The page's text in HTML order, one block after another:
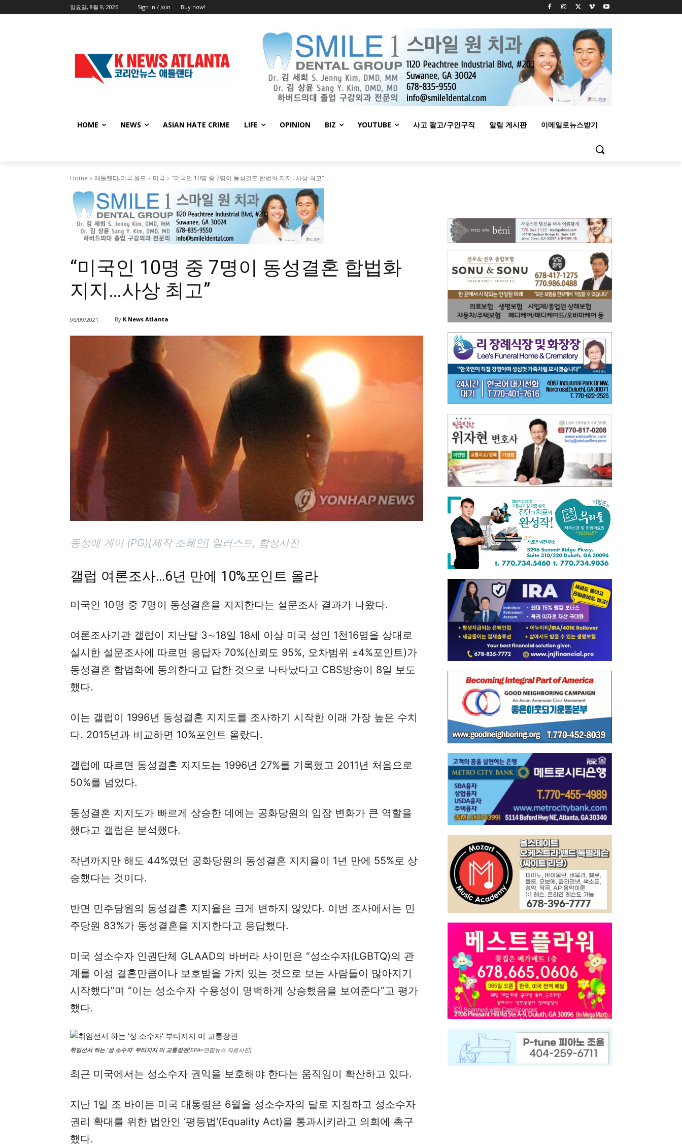
일요일, 8월 9, 2026 Sign in / Join Buy now!
HOME NEWS ASIAN HATE CRIME LIFE OPINION BIZ YOUTUBE 사고 팔고/구인구직 알림 게시판 이메일로뉴스받기
Home 애틀랜타.미국.월드 미국 "미국인 10명 중 7명이 동성결혼 합법화 지지…사상 최고"
“미국인 10명 중 7명이 동성결혼 합법화
지지…사상 최고”
06/09/2021 By K News Atlanta
동성애 게이 (PG)[제작 조혜인] 일러스트, 합성사진
갤럽 여론조사…6년 만에 10%포인트 올라
미국인 10명 중 7명이 동성결혼을 지지한다는 설문조사 결과가 나왔다.
여론조사기관 갤럽이 지난달 3∼18일 18세 이상 미국 성인 1천16명을 상대로
실시한 설문조사에 따르면 응답자 70%(신뢰도 95%, 오차범위 ±4%포인트)가
동성결혼 합법화에 동의한다고 답한 것으로 나타났다고 CBS방송이 8일 보도
했다.
이는 갤럽이 1996년 동성결혼 지지도를 조사하기 시작한 이래 가장 높은 수치
다. 2015년과 비교하면 10%포인트 올랐다.
갤럽에 따르면 동성결혼 지지도는 1996년 27%를 기록했고 2011년 처음으로
50%를 넘었다.
동성결혼 지지도가 빠르게 상승한 데에는 공화당원의 입장 변화가 큰 역할을
했다고 갤럽은 분석했다.
작년까지만 해도 44%였던 공화당원의 동성결혼 지지율이 1년 만에 55%로 상
승했다는 것이다.
반면 민주당원의 동성결혼 지지율은 크게 변하지 않았다. 이번 조사에서는 민
주당원 83%가 동성결혼을 지지한다고 응답했다.
미국 성소수자 인권단체 GLAAD의 바버라 사이먼은 “성소수자(LGBTQ)의 관
계를 이성 결혼만큼이나 보호받을 가치 있는 것으로 보는 사람들이 많아지기
시작했다”며 “이는 성소수자 수용성이 명백하게 상승했음을 보여준다”고 평가
했다.
취임선서 하는 ‘성 소수자’ 부티지지 미 교통장관[EPA=연합뉴스 자료사진]
최근 미국에서는 성소수자 권익을 보호해야 한다는 움직임이 확산하고 있다.
지난 1일 조 바이든 미국 대통령은 6월을 성소수자의 달로 지정하고 성소수자
권리 확대를 위한 법안인 ‘평등법'(Equality Act)을 통과시키라고 의회에 촉구
했다.